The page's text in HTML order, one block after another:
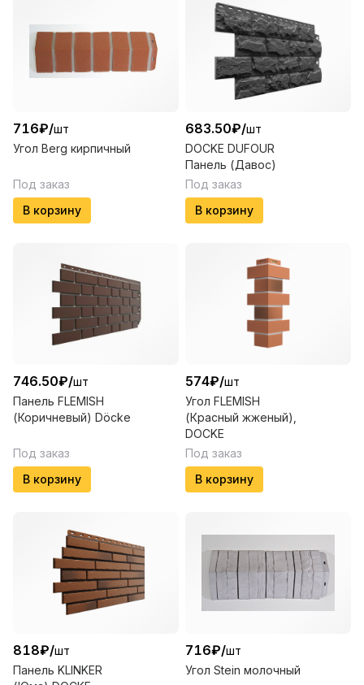
716₽/шт
Угол Berg кирпичный
Под заказ
В корзину
683.50₽/шт
DOCKE DUFOUR
Панель (Давос)
Под заказ
В корзину
746.50₽/шт
Панель FLEMISH
(Коричневый) Döcke
Под заказ
В корзину
574₽/шт
Угол FLEMISH
(Красный жженый),
DOCKE
Под заказ
В корзину
818₽/шт
Панель KLINKER
716₽/шт
Угол Stein молочный